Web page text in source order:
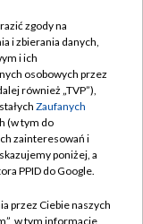
zgody na
i zbierania danych,
i ich
osobowych przez
również „TVP”),
Zaufanych
(w tym do
zainteresowań i
poniżej, a
PPID do Google.
przez Ciebie naszych
w tym informacje